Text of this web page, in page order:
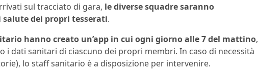
sul tracciato di gara, le diverse squadre saranno
dei propri tesserati.
hanno creato un’app in cui ogni giorno alle 7 del mattino,
i dati sanitari di ciascuno dei propri membri. In caso di necessità
lo staff sanitario è a disposizione per intervenire.